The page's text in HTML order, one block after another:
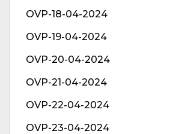
OVP-18-04-2024
OVP-19-04-2024
OVP-20-04-2024
OVP-21-04-2024
OVP-22-04-2024
OVP-23-04-2024